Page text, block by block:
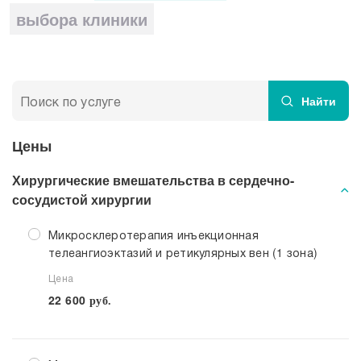
выбора клиники
Найти
Цены
Хирургические вмешательства в сердечно-
сосудистой хирургии
Микросклеротерапия инъекционная
телеангиоэктазий и ретикулярных вен (1 зона)
Цена
22 600 руб.